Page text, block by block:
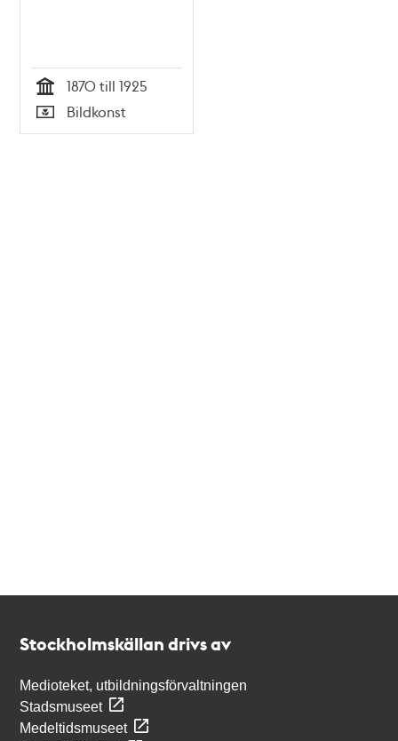
Tid
1870 till 1925
Typ
Bildkonst
Stockholmskällan drivs av
Medioteket, utbildningsförvaltningen
Stadsmuseet
Medeltidsmuseet